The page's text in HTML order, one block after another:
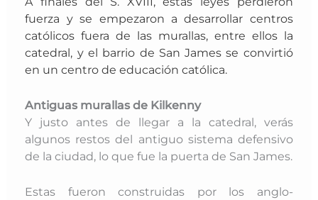
fuerza y se empezaron a desarrollar centros
católicos fuera de las murallas, entre ellos la
catedral, y el barrio de San James se convirtió
en un centro de educación católica.
Antiguas murallas de Kilkenny
Y justo antes de llegar a la catedral, verás
algunos restos del antiguo sistema defensivo
de la ciudad, lo que fue la puerta de San James.
Estas fueron construidas por los anglo-